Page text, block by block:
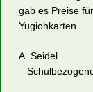
gab es Preise
Yugiohkarten.
A. Seidel
–